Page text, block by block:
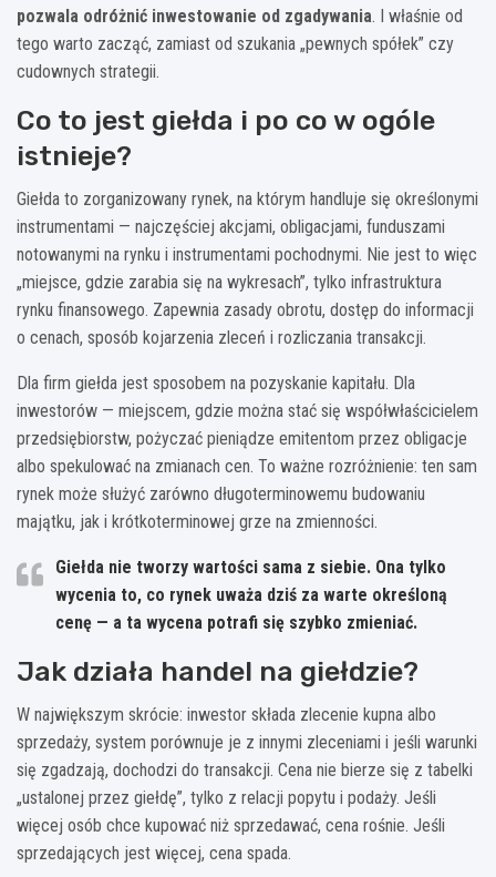
pozwala odróżnić inwestowanie od zgadywania. I właśnie od
tego warto zacząć, zamiast od szukania „pewnych spółek” czy
cudownych strategii.
Co to jest giełda i po co w ogóle
istnieje?
Giełda to zorganizowany rynek, na którym handluje się określonymi
instrumentami — najczęściej akcjami, obligacjami, funduszami
notowanymi na rynku i instrumentami pochodnymi. Nie jest to więc
„miejsce, gdzie zarabia się na wykresach”, tylko infrastruktura
rynku finansowego. Zapewnia zasady obrotu, dostęp do informacji
o cenach, sposób kojarzenia zleceń i rozliczania transakcji.
Dla firm giełda jest sposobem na pozyskanie kapitału. Dla
inwestorów — miejscem, gdzie można stać się współwłaścicielem
przedsiębiorstw, pożyczać pieniądze emitentom przez obligacje
albo spekulować na zmianach cen. To ważne rozróżnienie: ten sam
rynek może służyć zarówno długoterminowemu budowaniu
majątku, jak i krótkoterminowej grze na zmienności.
Giełda nie tworzy wartości sama z siebie. Ona tylko
wycenia to, co rynek uważa dziś za warte określoną
cenę — a ta wycena potrafi się szybko zmieniać.
Jak działa handel na giełdzie?
W największym skrócie: inwestor składa zlecenie kupna albo
sprzedaży, system porównuje je z innymi zleceniami i jeśli warunki
się zgadzają, dochodzi do transakcji. Cena nie bierze się z tabelki
„ustalonej przez giełdę”, tylko z relacji popytu i podaży. Jeśli
więcej osób chce kupować niż sprzedawać, cena rośnie. Jeśli
sprzedających jest więcej, cena spada.